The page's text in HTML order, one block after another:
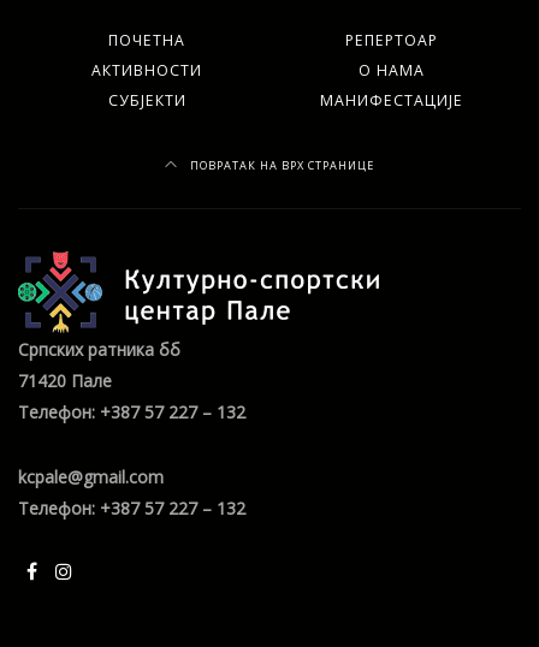
ПОЧЕТНА
РЕПЕРТОАР
АКТИВНОСТИ
О НАМА
СУБЈЕКТИ
МАНИФЕСТАЦИЈЕ
ПОВРАТАК НА ВРХ СТРАНИЦЕ
Српских ратника бб
71420 Пале
Телефон: +387 57 227 – 132
kcpale@gmail.com
Телефон: +387 57 227 – 132